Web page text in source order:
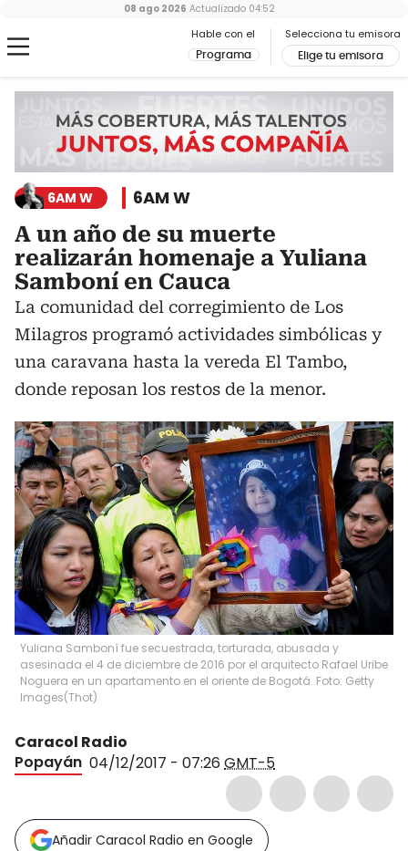
Hable con el
Programa
Selecciona tu emisora
Elige tu emisora
08 ago 2026 Actualizado 04:52
6AM W 6AM W
A un año de su muerte
realizarán homenaje a Yuliana
Samboní en Cauca
La comunidad del corregimiento de Los
Milagros programó actividades simbólicas y
una caravana hasta la vereda El Tambo,
donde reposan los restos de la menor.
Yuliana Samboní fue secuestrada, torturada, abusada y
asesinada el 4 de diciembre de 2016 por el arquitecto Rafael Uribe
Noguera en un apartamento en el oriente de Bogotá. Foto: Getty
Images(Thot)
Caracol Radio
Popayán 04/12/2017 - 07:26 GMT-5
Añadir Caracol Radio en Google